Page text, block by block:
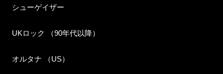
シューゲイザー
UKロック （90年代以降）
オルタナ （US）